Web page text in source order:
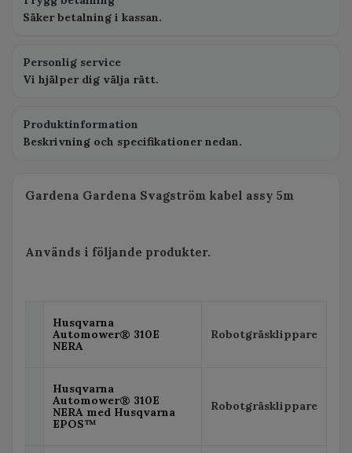
Säker betalning i kassan.
Personlig service
Vi hjälper dig välja rätt.
Produktinformation
Beskrivning och specifikationer nedan.
Gardena Gardena Svagström kabel assy 5m
Används i följande produkter.
Husqvarna
Automower® 310E
NERA
Robotgräsklippare
Husqvarna
Automower® 310E
NERA med Husqvarna
EPOS™
Robotgräsklippare